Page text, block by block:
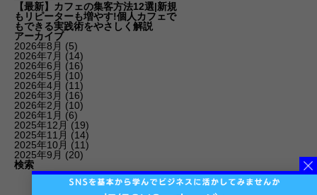
【最新】カフェの集客方法12選|新規
もリピーターも増やす!個人カフェで
もできる実践術をやさしく解説
アーカイブ
2026年8月 (5)
2026年7月 (14)
2026年6月 (16)
2026年5月 (10)
2026年4月 (11)
2026年3月 (16)
2026年2月 (10)
2026年1月 (6)
2025年12月 (19)
2025年11月 (14)
2025年10月 (11)
2025年9月 (20)
検索